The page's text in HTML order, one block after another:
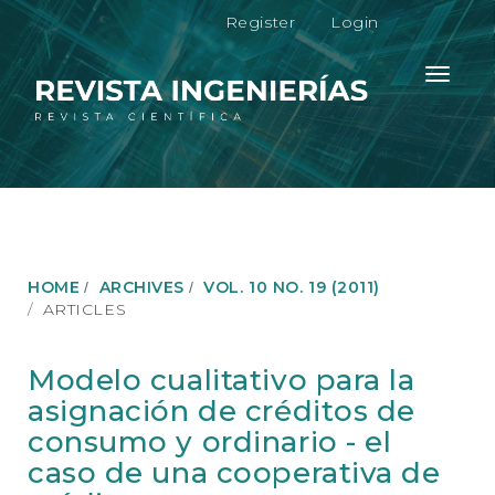
M
a
n
N
a
g
n
M
n
C
n
t
Register Login
Toggle
HOME ARCHIVES
VOL. 10 NO. 19 (2011)
ARTICLES
Modelo cualitativo para la
asignación de créditos de
consumo y ordinario - el
caso de una cooperativa de